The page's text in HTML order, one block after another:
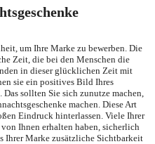
um Ihre Marke zu bewerben. Die
Zeit, die bei den Menschen die
in dieser glücklichen Zeit mit
sie ein positives Bild Ihres
sollten Sie sich zunutze machen,
machen. Diese Art
Eindruck hinterlassen. Viele Ihrer
Ihnen erhalten haben, sicherlich
Ihrer Marke zusätzliche Sichtbarkeit